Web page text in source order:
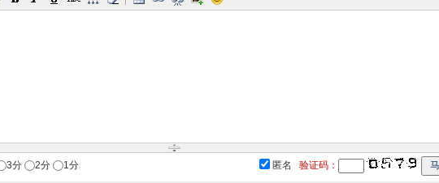
3分 2分 1分 匿名 验证码：